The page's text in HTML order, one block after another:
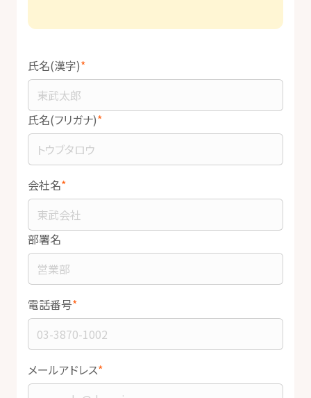
氏名(漢字)
氏名(フリガナ)
会社名
部署名
電話番号
メールアドレス